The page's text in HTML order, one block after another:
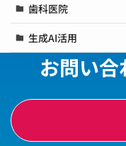
歯科医院
生成AI活用
お問い